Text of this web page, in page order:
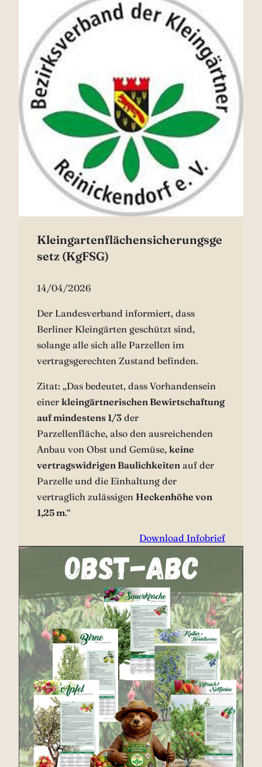
Kleingartenflächensicherungsge
setz (KgFSG)
14/04/2026
Der Landesverband informiert, dass
Berliner Kleingärten geschützt sind,
solange alle sich alle Parzellen im
vertragsgerechten Zustand befinden.
Zitat: „Das bedeutet, dass Vorhandensein
einer kleingärtnerischen Bewirtschaftung
auf mindestens 1/3der
Parzellenfläche, also den ausreichenden
Anbau von Obst und Gemüse, keine
vertragswidrigen Baulichkeiten auf der
Parzelle und die Einhaltung der
vertraglich zulässigen Heckenhöhe von
1,25 m.“
Download Infobrief